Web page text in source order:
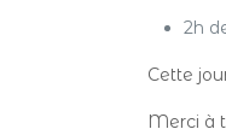
2h
Cette
Merci à